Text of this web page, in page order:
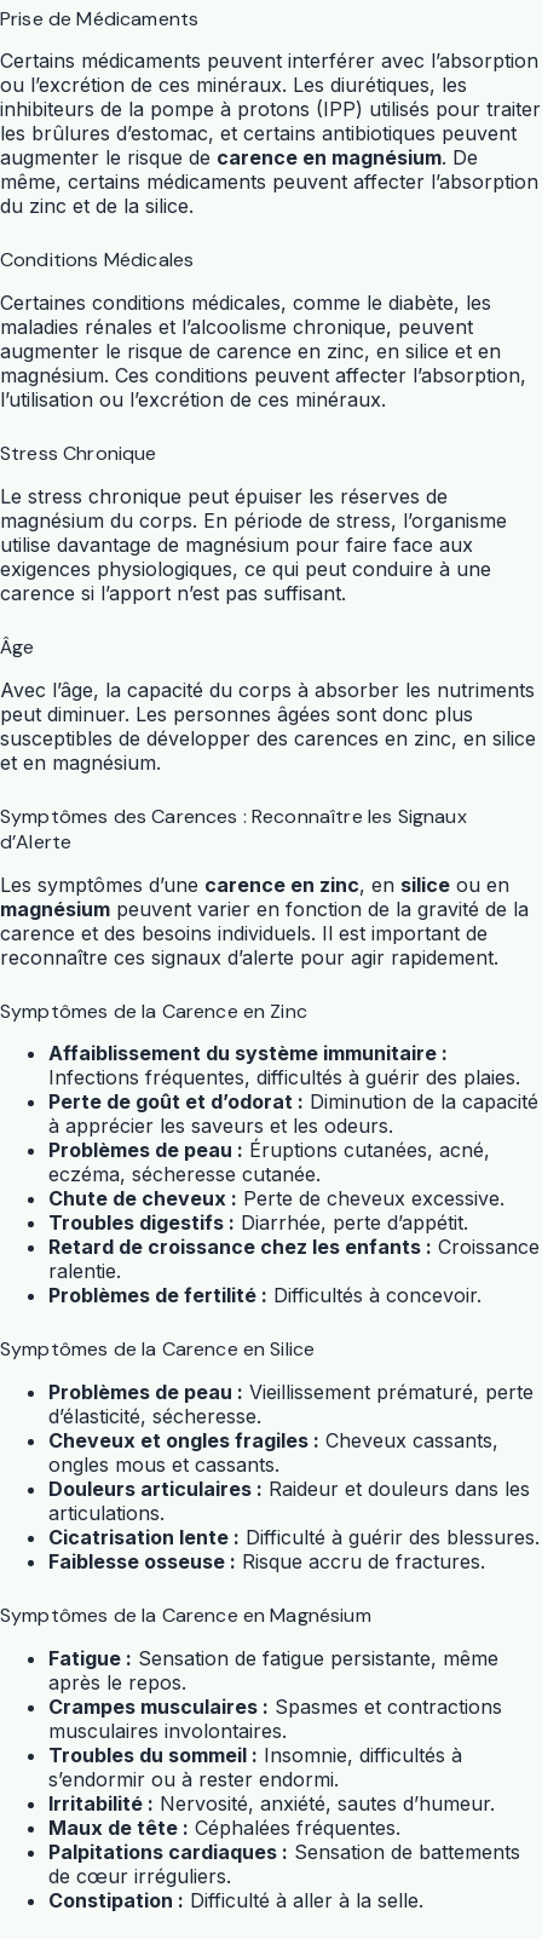
Prise de Médicaments
Certains médicaments peuvent interférer avec l’absorption
ou l’excrétion de ces minéraux. Les diurétiques, les
inhibiteurs de la pompe à protons (IPP) utilisés pour traiter
les brûlures d’estomac, et certains antibiotiques peuvent
augmenter le risque de carence en magnésium. De
même, certains médicaments peuvent affecter l’absorption
du zinc et de la silice.
Conditions Médicales
Certaines conditions médicales, comme le diabète, les
maladies rénales et l’alcoolisme chronique, peuvent
augmenter le risque de carence en zinc, en silice et en
magnésium. Ces conditions peuvent affecter l’absorption,
l’utilisation ou l’excrétion de ces minéraux.
Stress Chronique
Le stress chronique peut épuiser les réserves de
magnésium du corps. En période de stress, l’organisme
utilise davantage de magnésium pour faire face aux
exigences physiologiques, ce qui peut conduire à une
carence si l’apport n’est pas suffisant.
Âge
Avec l’âge, la capacité du corps à absorber les nutriments
peut diminuer. Les personnes âgées sont donc plus
susceptibles de développer des carences en zinc, en silice
et en magnésium.
Symptômes des Carences : Reconnaître les Signaux
d’Alerte
Les symptômes d’une carence en zinc, en silice ou en
magnésium peuvent varier en fonction de la gravité de la
carence et des besoins individuels. Il est important de
reconnaître ces signaux d’alerte pour agir rapidement.
Symptômes de la Carence en Zinc
Affaiblissement du système immunitaire :
Infections fréquentes, difficultés à guérir des plaies.
Perte de goût et d’odorat : Diminution de la capacité
à apprécier les saveurs et les odeurs.
Problèmes de peau : Éruptions cutanées, acné,
eczéma, sécheresse cutanée.
Chute de cheveux : Perte de cheveux excessive.
Troubles digestifs : Diarrhée, perte d’appétit.
Retard de croissance chez les enfants : Croissance
ralentie.
Problèmes de fertilité : Difficultés à concevoir.
Symptômes de la Carence en Silice
Problèmes de peau : Vieillissement prématuré, perte
d’élasticité, sécheresse.
Cheveux et ongles fragiles : Cheveux cassants,
ongles mous et cassants.
Douleurs articulaires : Raideur et douleurs dans les
articulations.
Cicatrisation lente : Difficulté à guérir des blessures.
Faiblesse osseuse : Risque accru de fractures.
Symptômes de la Carence en Magnésium
Fatigue : Sensation de fatigue persistante, même
après le repos.
Crampes musculaires : Spasmes et contractions
musculaires involontaires.
Troubles du sommeil : Insomnie, difficultés à
s’endormir ou à rester endormi.
Irritabilité : Nervosité, anxiété, sautes d’humeur.
Maux de tête : Céphalées fréquentes.
Palpitations cardiaques : Sensation de battements
de cœur irréguliers.
Constipation : Difficulté à aller à la selle.